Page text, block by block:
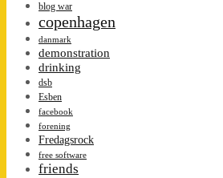
blog war
copenhagen
danmark
demonstration
drinking
dsb
Esben
facebook
forening
Fredagsrock
free software
friends